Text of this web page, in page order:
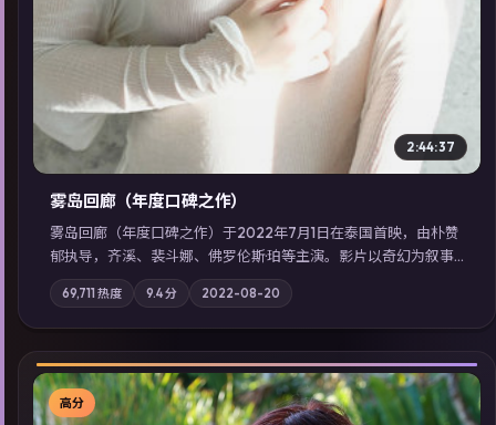
2:44:37
雾岛回廊（年度口碑之作）
雾岛回廊（年度口碑之作）于2022年7月1日在泰国首映，由朴赞
郁执导，齐溪、裴斗娜、佛罗伦斯·珀等主演。影片以奇幻为叙事
主轴，边境小镇的平静被一封匿名信彻底打破；摄影与配乐强化
地域气质；站内亦可通过「国产免费观看高清电视剧在线看」延
展检索同类型高分佳作，畅享高清在线追剧体验。
69,711 热度 9.4分 2022-08-20
高分